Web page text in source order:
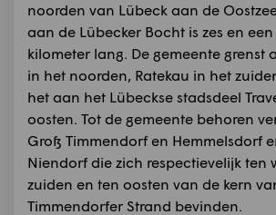
noorden van Lübeck aan de
aan de Lübecker Bocht is zes en
kilometer lang. De gemeente grenst
in het noorden, Ratekau in het
het aan het Lübeckse stadsdeel
oosten. Tot de gemeente behoren
Groß Timmendorf en Hemmelsdorf
Niendorf die zich respectievelijk ten
zuiden en ten oosten van de kern
Timmendorfer Strand bevinden.